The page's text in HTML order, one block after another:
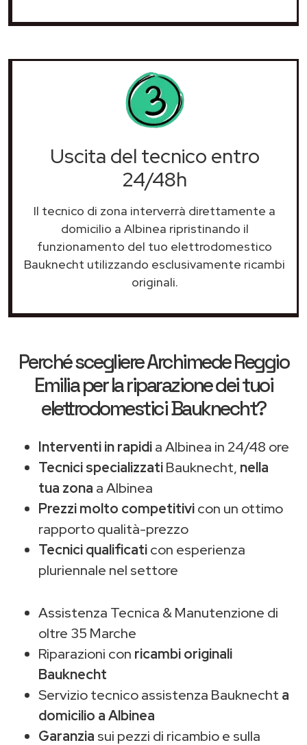
Uscita del tecnico entro
24/48h
Il tecnico di zona interverrà direttamente a
domicilio a Albinea ripristinando il
funzionamento del tuo elettrodomestico
Bauknecht utilizzando esclusivamente ricambi
originali.
Perché scegliereArchimede Reggio
Emiliaper la riparazione dei tuoi
elettrodomestici Bauknecht?
Interventi in rapidia Albinea in 24/48 ore
Tecnici specializzatiBauknecht, nella
tua zona a Albinea
Prezzi molto competitivicon un ottimo
rapporto qualità-prezzo
Tecnici qualificaticon esperienza
pluriennale nel settore
Assistenza Tecnica & Manutenzione di
oltre 35 Marche
Riparazioni con ricambi originali
Bauknecht
Servizio tecnico assistenza Bauknecht a
domicilio a Albinea
Garanzia sui pezzi di ricambio e sulla